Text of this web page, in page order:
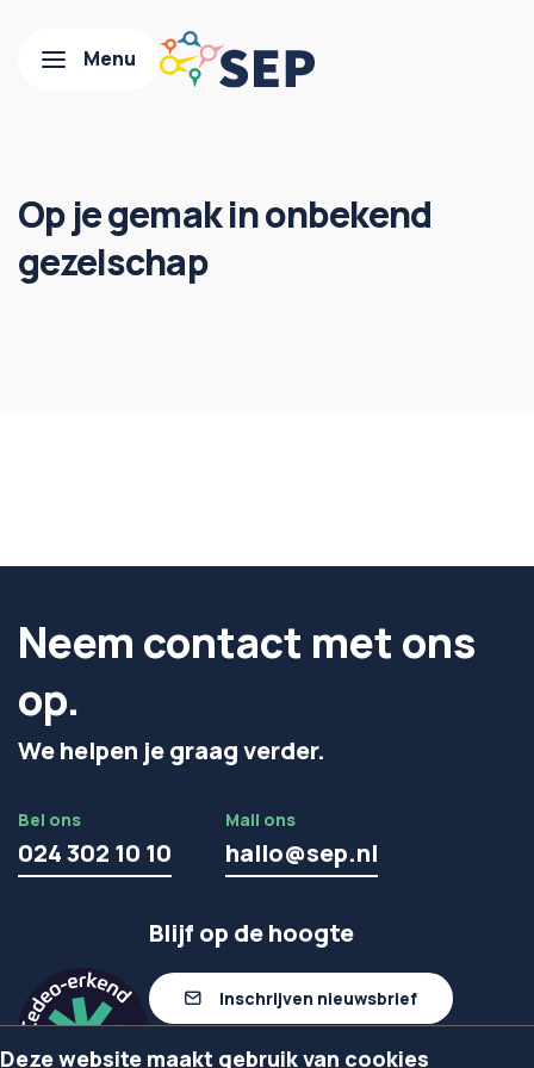
Op je gemak in onbekend
gezelschap
Neem contact met ons
op.
We helpen je graag verder.
Bel ons
024 302 10 10
Mail ons
hallo@sep.nl
Blijf op de hoogte
Inschrijven nieuwsbrief
Deze website maakt gebruik van cookies